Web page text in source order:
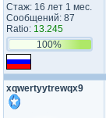
Стаж: 16 лет 1 мес.
Сообщений: 87
Ratio: 13.245
100%
xqwertyytrewqx9